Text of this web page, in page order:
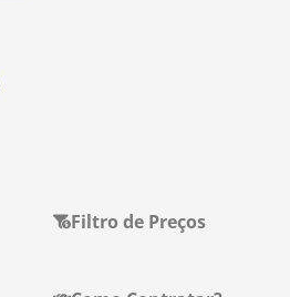
Filtro de Preços